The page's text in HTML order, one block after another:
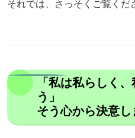
それでは、さっそくご覧くだ
「私は私らしく
う」
そう心から決意し